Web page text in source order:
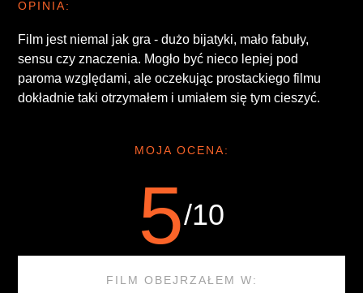
OPINIA:
Film jest niemal jak gra - dużo bijatyki, mało fabuły,
sensu czy znaczenia. Mogło być nieco lepiej pod
paroma względami, ale oczekując prostackiego filmu
dokładnie taki otrzymałem i umiałem się tym cieszyć.
MOJA OCENA:
5/10
FILM OBEJRZAŁEM W: